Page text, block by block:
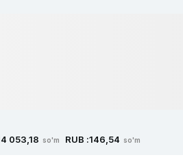
053,18 so'm RUB :146,54 so'm